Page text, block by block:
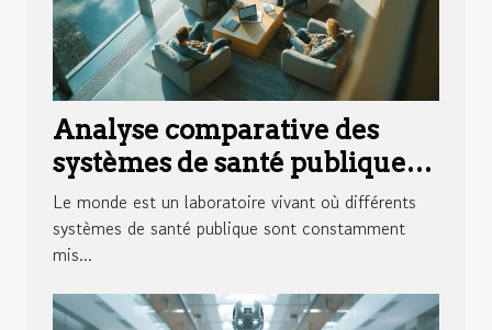
Analyse comparative des
systèmes de santé publique
modèles réussis à travers le
monde
Le monde est un laboratoire vivant où différents
systèmes de santé publique sont constamment
mis...